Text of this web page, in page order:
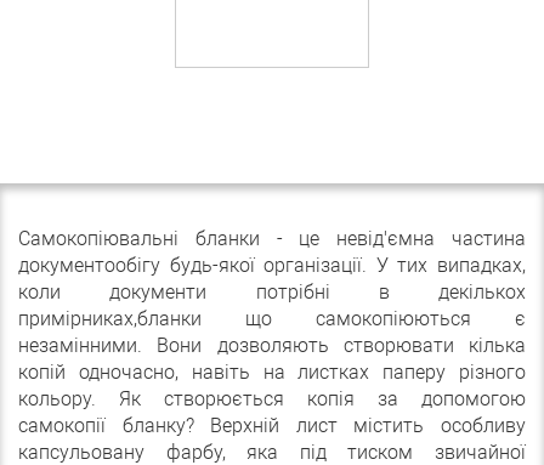
Самокопіювальні бланки - це невід'ємна частина
документообігу будь-якої організації. У тих випадках,
коли документи потрібні в декількох
примірниках,бланки що самокопіюються є
незамінними. Вони дозволяють створювати кілька
копій одночасно, навіть на листках паперу різного
кольору. Як створюється копія за допомогою
самокопії бланку? Верхній лист містить особливу
капсульовану фарбу, яка під тиском звичайної